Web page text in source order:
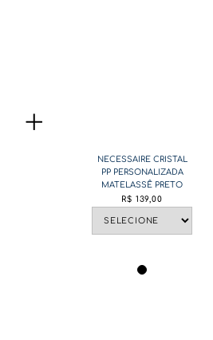
NECESSAIRE CRISTAL
PP PERSONALIZADA
MATELASSÊ PRETO
R$ 139 ,00